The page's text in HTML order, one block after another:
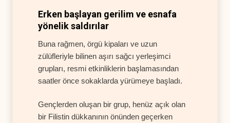
Erken başlayan gerilim ve esnafa
yönelik saldırılar
Buna rağmen, örgü kipaları ve uzun
zülüfleriyle bilinen aşırı sağcı yerleşimci
grupları, resmi etkinliklerin başlamasından
saatler önce sokaklarda yürümeye başladı.
Gençlerden oluşan bir grup, henüz açık olan
bir Filistin dükkanının önünden geçerken